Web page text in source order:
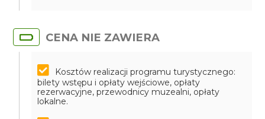
CENA NIE ZAWIERA
Kosztów realizacji programu turystycznego:
bilety wstępu i opłaty wejściowe, opłaty
rezerwacyjne, przewodnicy muzealni, opłaty
lokalne.